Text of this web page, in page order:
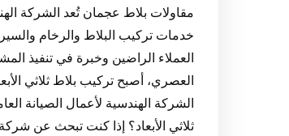
مقاولات بلاط عجمان تُعد الشركة
خدمات تركيب البلاط والرخام
العصري، أصبح تركيب بلاط ثلاثي
الشركة الهندسية لأعمال الصيانة
ثلاثي الأبعاد؟ إذا كنت تبحث عن